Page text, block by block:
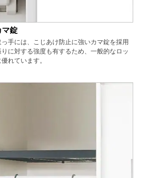
マ錠
手には、こじあけ防止に強いカマ錠を採用
に対する強度も有するため、一般的なロッ
れています。